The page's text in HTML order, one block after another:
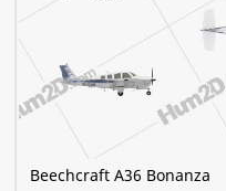
Beechcraft A36 Bonanza